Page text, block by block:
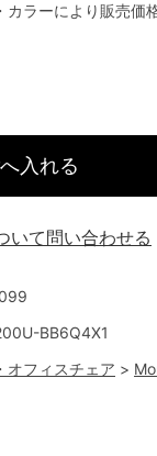
BB6Q4X1
オフィスチェア >
カラーにより販売価
入れる
いて問い合わせる